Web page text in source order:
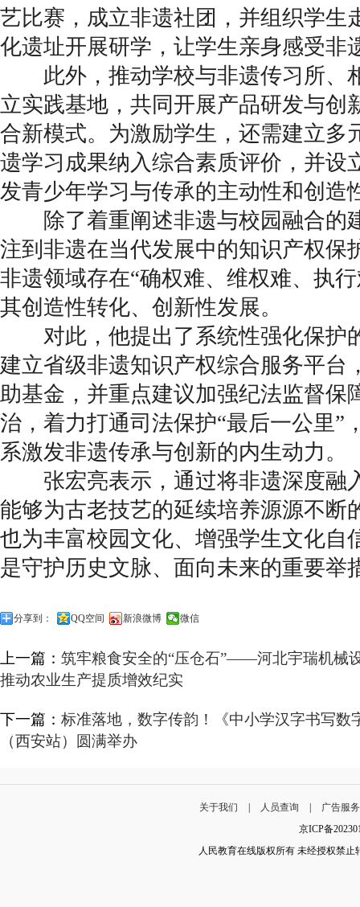
艺比赛，成立非遗社团，并组织学生
化遗址开展研学，让学生亲身感受非
此外，推动学校与非遗传习所、
立实践基地，共同开展产品研发与创
合新模式。为激励学生，还需建立多
遗学习成果纳入综合素质评价，并设
发青少年学习与传承的主动性和创造
除了着重阐述非遗与校园融合的
注到非遗在当代发展中的知识产权保
非遗领域存在“确权难、维权难、执
其创造性转化、创新性发展。
对此，他提出了系统性强化保护
建立省级非遗知识产权综合服务平台
助基金，并重点建议加强纪法监督保
治，着力打通司法保护“最后一公里”
系激发非遗传承与创新的内生动力。
张宏亮表示，通过将非遗深度融
能够为古老技艺的延续培养源源不断
也为丰富校园文化、增强学生文化自
是守护历史文脉、面向未来的重要举
分享到： QQ空间 新浪微博 微信
上一篇： 筑牢粮食安全的“压仓石”——河北宇瑞机械
推动农业生产提质增效纪实
下一篇： 标准落地，数字传韵！《中小学汉字书写数
（西安站）圆满举办
关于我们 人员查询
广告服
京ICP备
人民教育在线版权所有 未经授权禁